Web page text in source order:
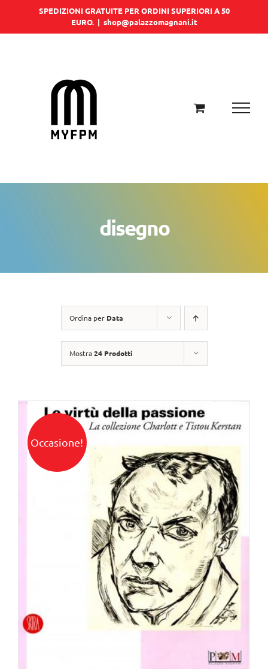
SPEDIZIONI GRATUITE PER ORDINI SUPERIORI A 50
EURO. | shop@palazzomagnani.it
disegno
Ordina per Data
Mostra24 Prodotti
Occasione!